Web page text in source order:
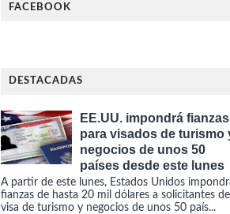
FACEBOOK
DESTACADAS
EE.UU. impondrá fianzas
para visados de turismo
negocios de unos 50
países desde este lunes
A partir de este lunes, Estados Unidos
fianzas de hasta 20 mil dólares a solicitantes de
visa de turismo y negocios de unos 50 país...